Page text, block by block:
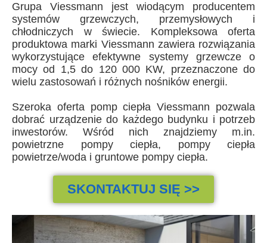
Grupa Viessmann jest wiodącym producentem
systemów grzewczych, przemysłowych i
chłodniczych w świecie. Kompleksowa oferta
produktowa marki Viessmann zawiera rozwiązania
wykorzystujące efektywne systemy grzewcze o
mocy od 1,5 do 120 000 KW, przeznaczone do
wielu zastosowań i różnych nośników energii.
Szeroka oferta pomp ciepła Viessmann pozwala
dobrać urządzenie do każdego budynku i potrzeb
inwestorów. Wśród nich znajdziemy m.in.
powietrzne pompy ciepła, pompy ciepła
powietrze/woda i gruntowe pompy ciepła.
SKONTAKTUJ SIĘ >>